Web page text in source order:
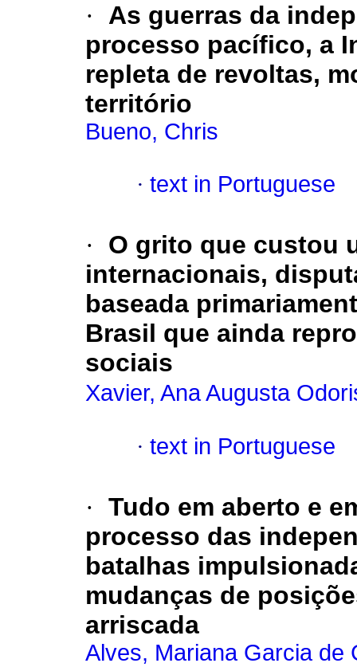
·
As guerras da
processo pacífico, a
repleta de revoltas,
território
Bueno, Chris
· text in Portuguese
·
O grito que custou
internacionais,
baseada
Brasil que ainda
sociais
Xavier, Ana Augusta
· text in Portuguese
· Tudo em aberto e
processo das
batalhas
mudanças de
arriscada
Alves, Mariana Garcia de